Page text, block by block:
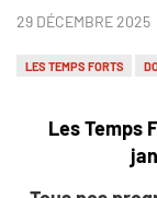
29 DÉCEMBRE 2025
LES TEMPS FORTS
Les Temps